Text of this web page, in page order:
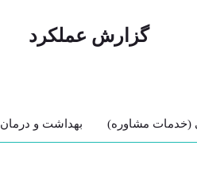
گزارش عملکرد
(خدمات مشاوره) بهداشت و درمان